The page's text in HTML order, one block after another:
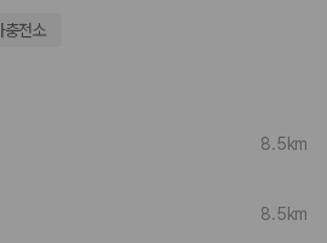
하며 제주 렌트카 최저가를 찾는 사용자
종입니다.
선택되며 가격과 승차감의 균형이 좋은 차
, 장거리 이동에 적합하며 보험 조건과 차
것이 좋습니다.
충전소
8.5km
8.5km